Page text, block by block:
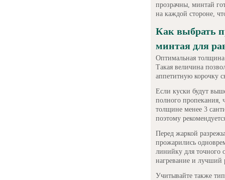
прозрачны, минтай
на каждой стороне,
Как выбрать
минтая для
Оптимальная толщина
Такая величина
аппетитную корочку
Если куски будут
полного пропекания,
толщине менее 3
поэтому
Перед жаркой
прожарились
линийку для точного
нагревание и лучший
Учитывайте также